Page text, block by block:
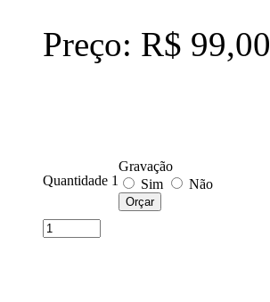
Preço: R$ 99,00
Quantidade 1
Gravação
Sim
Não